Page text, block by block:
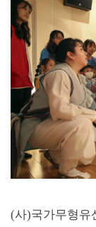
(사)국가무형유